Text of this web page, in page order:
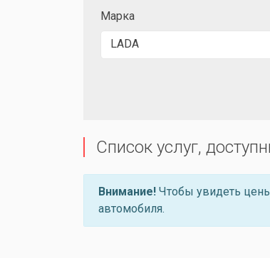
Марка
LADA
Список услуг,
Внимание! Чтобы увидеть
автомобиля.